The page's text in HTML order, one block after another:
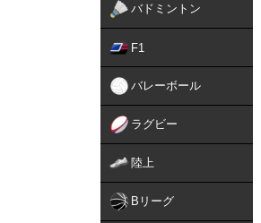
バドミントン
F1
バレーボール
ラグビー
陸上
Bリーグ